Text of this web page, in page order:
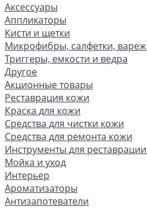
Аксессуары
Аппликаторы
Кисти и щетки
Микрофибры, салфетки,
Триггеры, емкости и ведра
Другое
Акционные товары
Реставрация кожи
Краска для кожи
Средства для чистки кожи
Средства для ремонта кожи
Инструменты для
Мойка и уход
Интерьер
Ароматизаторы
Антизапотеватели